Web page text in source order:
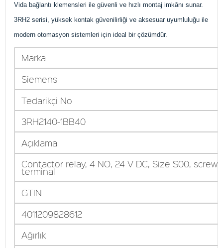
Vida bağlantı klemensleri ile güvenli ve hızlı montaj imkânı sunar.
3RH2 serisi, yüksek kontak güvenilirliği ve aksesuar uyumluluğu ile
modern otomasyon sistemleri için ideal bir çözümdür.
Marka
Siemens
Tedarikçi No
3RH2140-1BB40
Açıklama
Contactor relay, 4 NO, 24 V DC, Size S00, screw
terminal
GTIN
4011209828612
Ağırlık